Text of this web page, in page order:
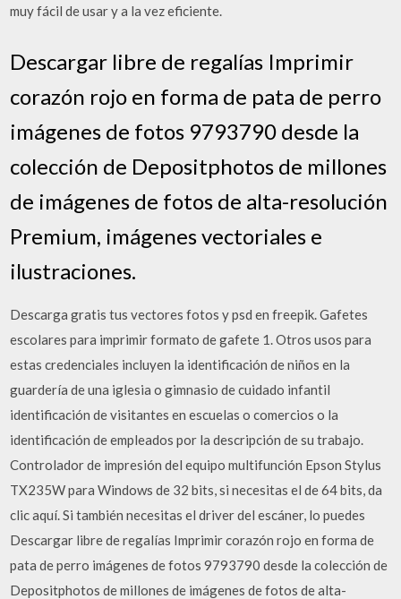
muy fácil de usar y a la vez eficiente.
Descargar libre de regalías Imprimir
corazón rojo en forma de pata de perro
imágenes de fotos 9793790 desde la
colección de Depositphotos de millones
de imágenes de fotos de alta-resolución
Premium, imágenes vectoriales e
ilustraciones.
Descarga gratis tus vectores fotos y psd en freepik. Gafetes
escolares para imprimir formato de gafete 1. Otros usos para
estas credenciales incluyen la identificación de niños en la
guardería de una iglesia o gimnasio de cuidado infantil
identificación de visitantes en escuelas o comercios o la
identificación de empleados por la descripción de su trabajo.
Controlador de impresión del equipo multifunción Epson Stylus
TX235W para Windows de 32 bits, si necesitas el de 64 bits, da
clic aquí. Si también necesitas el driver del escáner, lo puedes
Descargar libre de regalías Imprimir corazón rojo en forma de
pata de perro imágenes de fotos 9793790 desde la colección de
Depositphotos de millones de imágenes de fotos de alta-